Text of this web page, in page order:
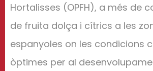
Hortalisses (OPFH), a més de
de fruita dolça i cítrics a les
espanyoles on les condicions
òptimes per al